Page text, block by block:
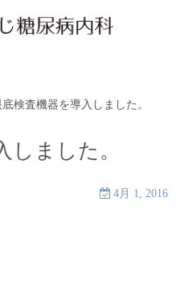
底検査機器を導入しました。
しました。
4月 1, 2016